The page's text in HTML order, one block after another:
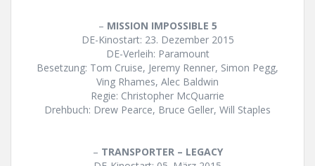
– MISSION IMPOSSIBLE 5
DE-Kinostart: 23. Dezember 2015
DE-Verleih: Paramount
Besetzung: Tom Cruise, Jeremy Renner, Simon Pegg,
Ving Rhames, Alec Baldwin
Regie: Christopher McQuarrie
Drehbuch: Drew Pearce, Bruce Geller, Will Staples
– TRANSPORTER – LEGACY